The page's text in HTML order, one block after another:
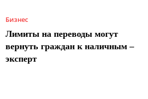
Бизнес
Лимиты на переводы могут
вернуть граждан к наличным –
эксперт